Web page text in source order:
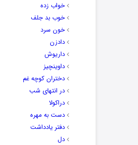
خواب زده
خوب بد جلف
خون سرد
دادزن
داریوش
داوینچیز
دختران کوچه غم
در انتهای شب
دراکولا
دست به مهره
دفتر یادداشت
دل